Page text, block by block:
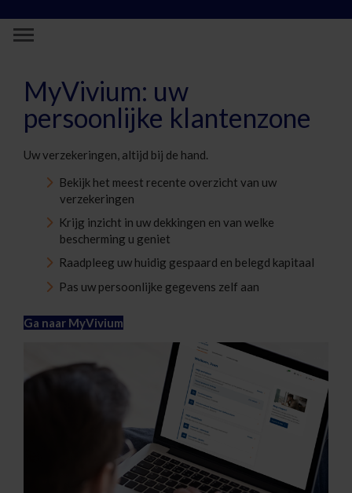
Klantenzone - MyVivium - Vivium
MyVivium: uw
persoonlijke klantenzone
Uw verzekeringen, altijd bij de hand.
Bekijk het meest recente overzicht van uw
verzekeringen
Krijg inzicht in uw dekkingen en van welke
bescherming u geniet
Raadpleeg uw huidig gespaard en belegd kapitaal
Pas uw persoonlijke gegevens zelf aan
Ga naar MyVivium